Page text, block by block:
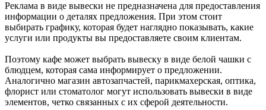
Реклама в виде вывески не предназначена для предоставления
информации о деталях предложения. При этом стоит
выбирать графику, которая будет наглядно показывать, какие
услуги или продукты вы предоставляете своим клиентам.
Поэтому кафе может выбрать вывеску в виде белой чашки с
блюдцем, которая сама информирует о предложении.
Аналогично магазин автозапчастей, парикмахерская, оптика,
флорист или стоматолог могут использовать вывески в виде
элементов, четко связанных с их сферой деятельности.